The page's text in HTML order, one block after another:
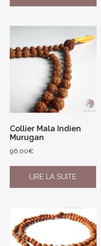
Collier Mala Indien
Murugan
96,00€
LIRE LA SUITE